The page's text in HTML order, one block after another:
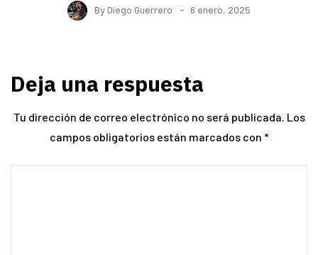
ByDiego Guerrero 6 enero, 2025
Deja una respuesta
Tu dirección de correo electrónico no será publicada. Los
campos obligatorios están marcados con *